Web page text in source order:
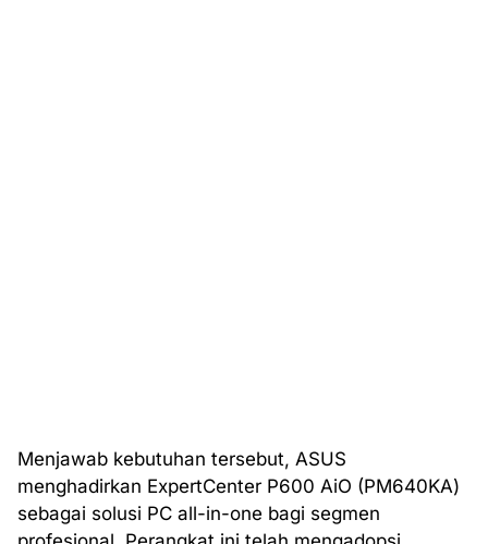
Menjawab kebutuhan tersebut, ASUS
menghadirkan ExpertCenter P600 AiO (PM640KA)
sebagai solusi PC all-in-one bagi segmen